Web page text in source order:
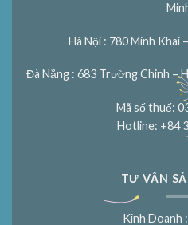
Hà Nội : 780 Minh Khai
Đà Nẵng : 683 Trường Chinh –
Mã số thuế:
Hotline: +84
TƯ VẤN
Kinh Doanh